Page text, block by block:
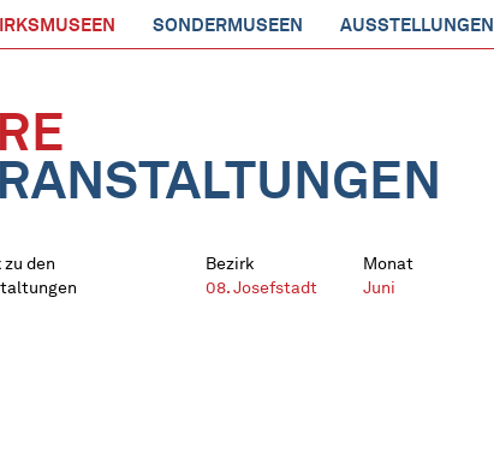
SONDERMUSEEN AUSSTELLUNGEN
den
Bezirk
08. Josefstadt
Monat
Juni